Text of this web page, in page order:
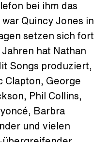
bei ihm das
Quincy Jones in
setzen sich fort
hat Nathan
Songs produziert,
Clapton, George
Phil Collins,
Barbra
und vielen